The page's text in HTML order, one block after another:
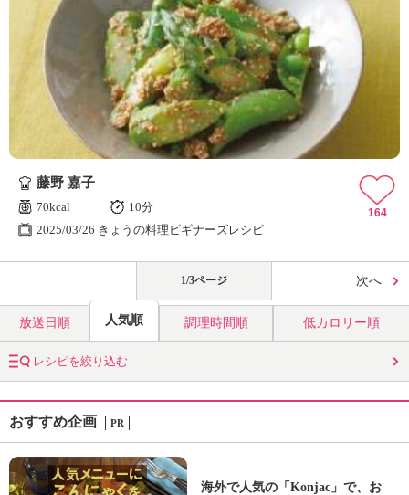
藤野 嘉子
70kcal
10分
2025/03/26 きょうの料理ビギナーズレシピ
164
1/3ページ 次へ
放送日順 人気順 調理時間順 低カロリー順
レシピを絞り込む
おすすめ企画 PR
海外で人気の「Konjac」で、お